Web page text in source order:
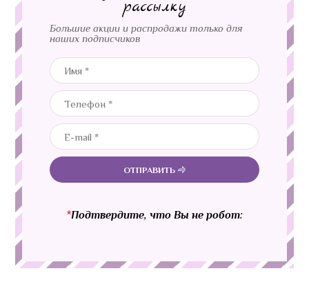
рассылку
Большие акции и распродажи только для
наших подписчиков
ОТПРАВИТЬ
*Подтвердите, что Вы не робот: